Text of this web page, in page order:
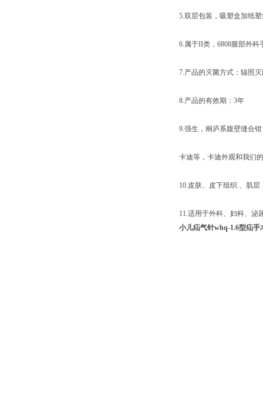
5.双层包装，吸塑盒加纸
6.属于II类，6808腹部外科
7.产品的灭菌方式：辐照
8.产品的有效期：3年
9.强生，桐庐系腹壁缝合
卡迪等，卡迪外观和我们
10.皮肤、皮下组织 、肌
11.适用于外科、妇科、泌
小儿疝气针whq-1.6型疝手